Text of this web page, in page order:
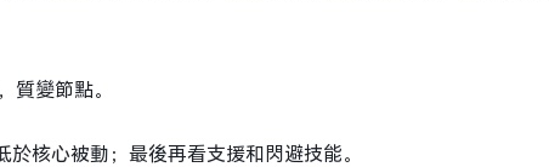
質變節點。
核心被動；最後再看支援和閃避技能。